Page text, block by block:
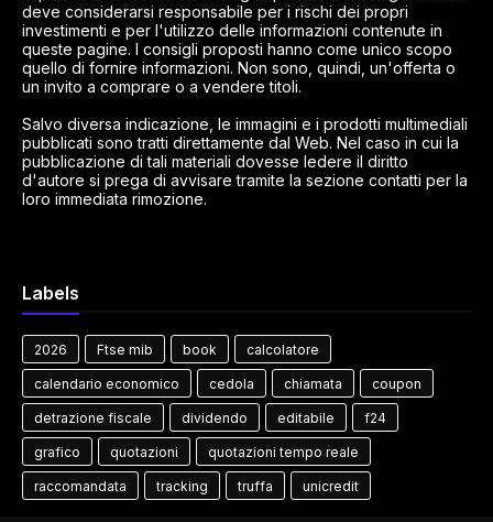
deve considerarsi responsabile per i rischi dei propri
investimenti e per l'utilizzo delle informazioni contenute in
queste pagine. I consigli proposti hanno come unico scopo
quello di fornire informazioni. Non sono, quindi, un'offerta o
un invito a comprare o a vendere titoli.
Salvo diversa indicazione, le immagini e i prodotti multimediali
pubblicati sono tratti direttamente dal Web. Nel caso in cui la
pubblicazione di tali materiali dovesse ledere il diritto
d'autore si prega di avvisare tramite la sezione contatti per la
loro immediata rimozione.
Labels
2026 Ftse mib book calcolatore
calendario economico cedola chiamata coupon
detrazione fiscale dividendo editabile f24
grafico quotazioni quotazioni tempo reale
raccomandata tracking truffa unicredit